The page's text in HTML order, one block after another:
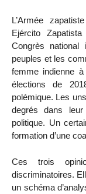
L’Armée
Ejército
Congrès national
peuples et les
femme indienne
élections de
polémique. Les
degrés dans leur
politique. Un
formation d’une
Ces trois
discriminatoires.
un schéma